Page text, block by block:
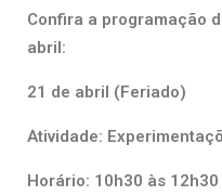
Confira a programação
abril:
21 de abril (Feriado)
Atividade:
Horário: 10h30 às 12h30